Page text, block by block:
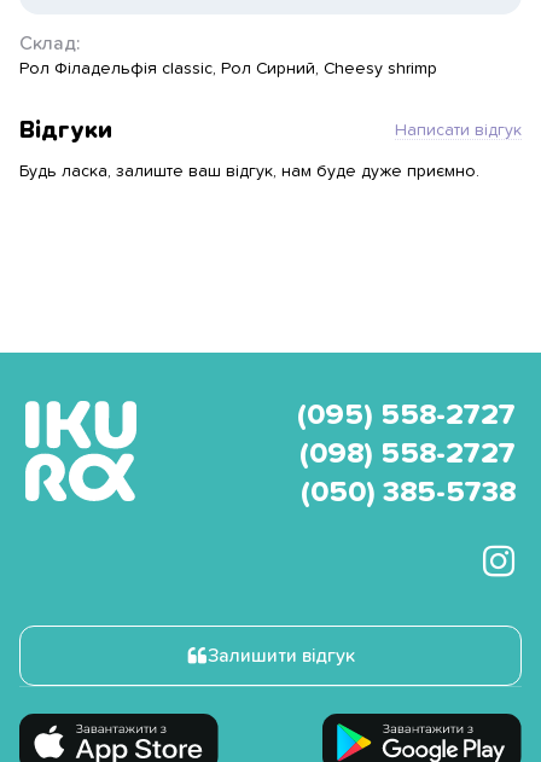
Склад:
Рол Філадельфія classic, Рол Сирний, Cheesy shrimp
Відгуки Написати відгук
Будь ласка, залиште ваш відгук, нам буде дуже приємно.
(095) 558-2727
(098) 558-2727
(050) 385-5738
Залишити відгук